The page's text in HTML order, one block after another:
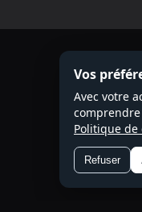
Vos
Avec votre
Politique
Refuser